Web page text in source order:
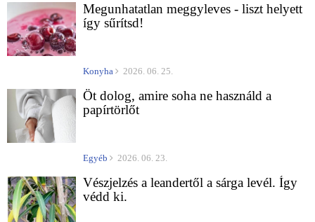
Megunhatatlan meggyleves - liszt helyett
így sűrítsd!
Konyha 2026. 06. 25.
Öt dolog, amire soha ne használd a
papírtörlőt
Egyéb 2026. 06. 23.
Vészjelzés a leandertől a sárga levél. Így
védd ki.